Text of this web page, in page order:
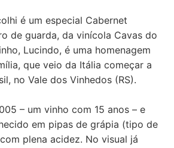
é um especial Cabernet
de guarda, da vinícola Cavas do
Lucindo, é uma homenagem
que veio da Itália começar a
no Vale dos Vinhedos (RS).
– um vinho com 15 anos – e
em pipas de grápia (tipo de
plena acidez. No visual já